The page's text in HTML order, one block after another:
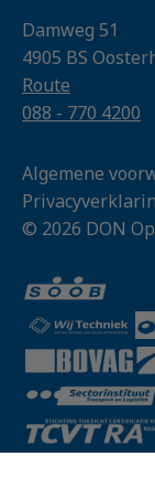
Damweg 51
4905 BS
Route
088 - 770 4200
© 2026 DON
Algemene